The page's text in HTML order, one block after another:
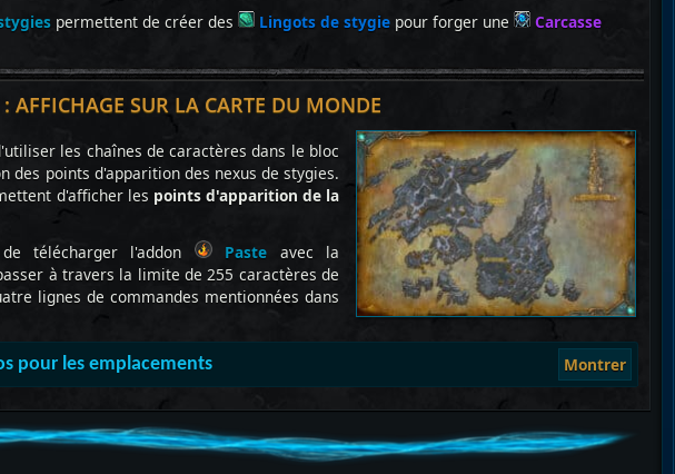
permettent de créer des Lingots de stygie pour forger une
Carcasse
: AFFICHAGE SUR LA CARTE DU MONDE
les chaînes de caractères dans le bloc
des points d'apparition des nexus de stygies.
d'afficher les points d'apparition de la
télécharger l'addon
Paste avec la
à travers la limite de 255 caractères de
lignes de commandes mentionnées dans
pour les emplacements Montrer